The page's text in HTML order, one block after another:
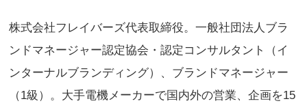
株式会社フレイバーズ代表取締役。一般社団法人ブラ
ンドマネージャー認定協会・認定コンサルタント（イ
ンターナルブランディング）、ブランドマネージャー
（1級）。大手電機メーカーで国内外の営業、企画を15